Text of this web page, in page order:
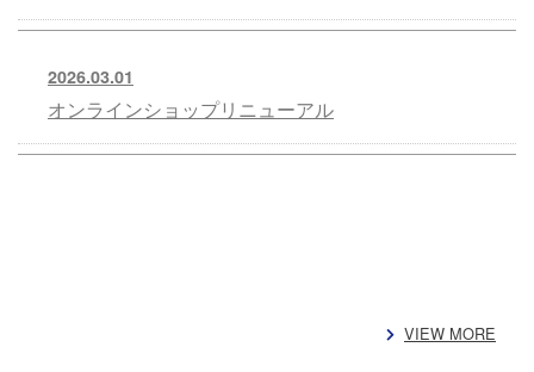
2026.03.01
オンラインショップリニューアル
VIEW MORE